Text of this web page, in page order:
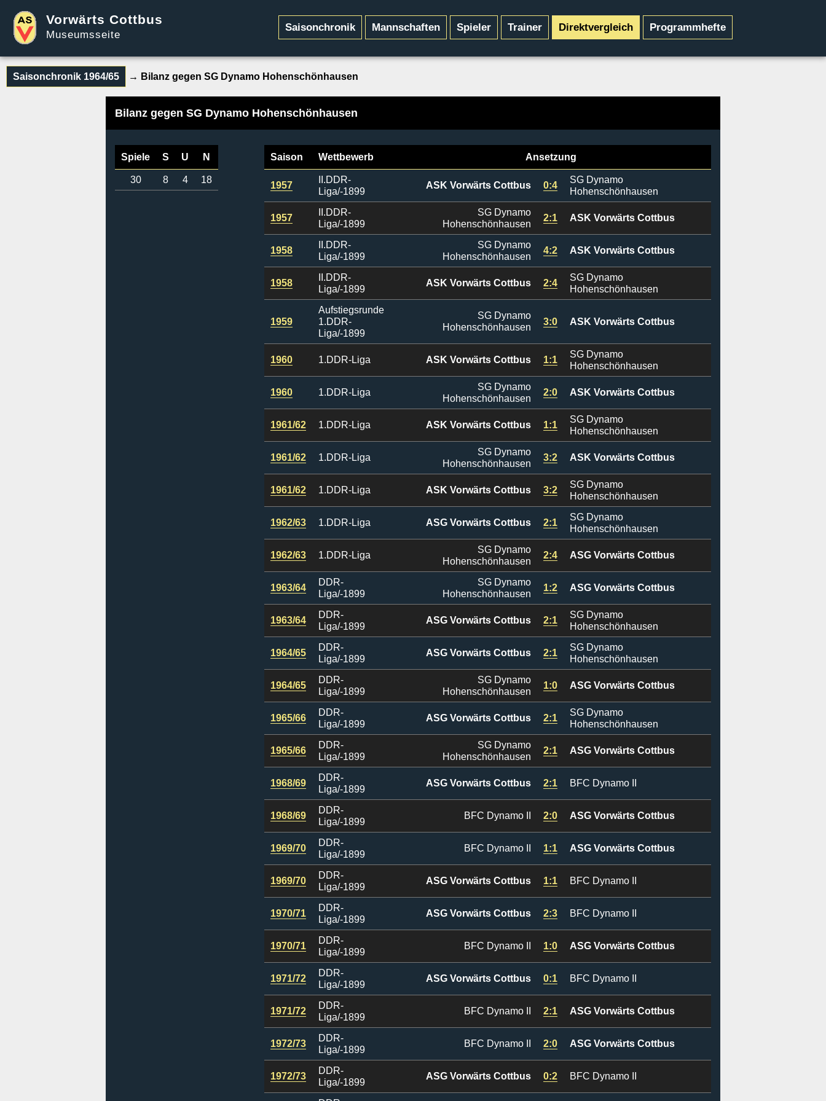
Vorwärts Cottbus
Museumsseite
Saisonchronik Mannschaften Spieler Trainer Direktvergleich Programmhefte
Saisonchronik 1964/65 → Bilanz gegen SG Dynamo Hohenschönhausen
Bilanz gegen SG Dynamo Hohenschönhausen
Spiele S U N
30 8 4 18
Saison Wettbewerb Ansetzung
1957
II.DDR-
Liga/-1899
ASK Vorwärts Cottbus 0:4
SG Dynamo
Hohenschönhausen
1957
II.DDR-
Liga/-1899
SG Dynamo
Hohenschönhausen
2:1 ASK Vorwärts Cottbus
1958
II.DDR-
Liga/-1899
SG Dynamo
Hohenschönhausen
4:2 ASK Vorwärts Cottbus
1958
II.DDR-
Liga/-1899
ASK Vorwärts Cottbus 2:4
SG Dynamo
Hohenschönhausen
1959
Aufstiegsrunde
1.DDR-
Liga/-1899
SG Dynamo
Hohenschönhausen
3:0 ASK Vorwärts Cottbus
1960 1.DDR-Liga ASK Vorwärts Cottbus 1:1
SG Dynamo
Hohenschönhausen
1960 1.DDR-Liga
SG Dynamo
Hohenschönhausen
2:0 ASK Vorwärts Cottbus
1961/62 1.DDR-Liga ASK Vorwärts Cottbus 1:1
SG Dynamo
Hohenschönhausen
1961/62 1.DDR-Liga
SG Dynamo
Hohenschönhausen
3:2 ASK Vorwärts Cottbus
1961/62 1.DDR-Liga ASK Vorwärts Cottbus 3:2
SG Dynamo
Hohenschönhausen
1962/63 1.DDR-Liga ASG Vorwärts Cottbus 2:1
SG Dynamo
Hohenschönhausen
1962/63 1.DDR-Liga
SG Dynamo
Hohenschönhausen
2:4 ASG Vorwärts Cottbus
1963/64
DDR-
Liga/-1899
SG Dynamo
Hohenschönhausen
1:2 ASG Vorwärts Cottbus
1963/64
DDR-
Liga/-1899
ASG Vorwärts Cottbus 2:1
SG Dynamo
Hohenschönhausen
1964/65
DDR-
Liga/-1899
ASG Vorwärts Cottbus 2:1
SG Dynamo
Hohenschönhausen
1964/65
DDR-
Liga/-1899
SG Dynamo
Hohenschönhausen
1:0 ASG Vorwärts Cottbus
1965/66
DDR-
Liga/-1899
ASG Vorwärts Cottbus 2:1
SG Dynamo
Hohenschönhausen
1965/66
DDR-
Liga/-1899
SG Dynamo
Hohenschönhausen
2:1 ASG Vorwärts Cottbus
1968/69
DDR-
Liga/-1899
ASG Vorwärts Cottbus 2:1 BFC Dynamo II
1968/69
DDR-
Liga/-1899
BFC Dynamo II 2:0 ASG Vorwärts Cottbus
1969/70
DDR-
Liga/-1899
BFC Dynamo II 1:1 ASG Vorwärts Cottbus
1969/70
DDR-
Liga/-1899
ASG Vorwärts Cottbus 1:1 BFC Dynamo II
1970/71
DDR-
Liga/-1899
ASG Vorwärts Cottbus 2:3 BFC Dynamo II
1970/71
DDR-
Liga/-1899
BFC Dynamo II 1:0 ASG Vorwärts Cottbus
1971/72
DDR-
Liga/-1899
ASG Vorwärts Cottbus 0:1 BFC Dynamo II
1971/72
DDR-
Liga/-1899
BFC Dynamo II 2:1 ASG Vorwärts Cottbus
1972/73
DDR-
Liga/-1899
BFC Dynamo II 2:0 ASG Vorwärts Cottbus
1972/73
DDR-
Liga/-1899
ASG Vorwärts Cottbus 0:2 BFC Dynamo II